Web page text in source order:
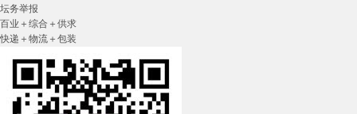
坛务举报
百业＋综合＋供求
快递＋物流＋包装